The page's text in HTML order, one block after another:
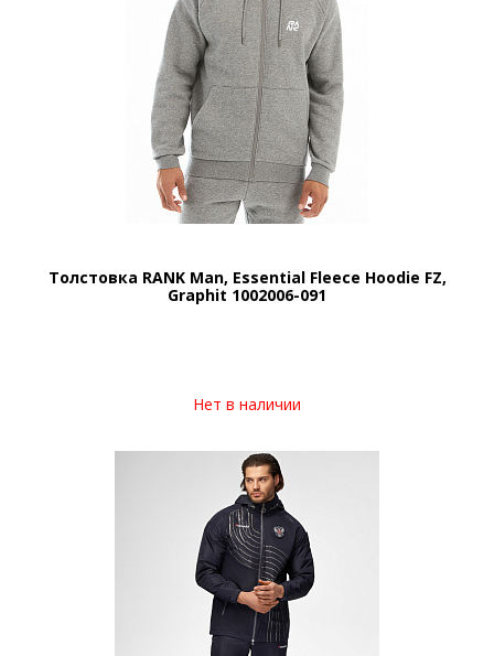
Толстовка RANK Man, Essential Fleece Hoodie FZ,
Graphit 1002006-091
Нет в наличии